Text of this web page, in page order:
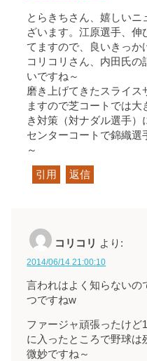
とらきちさん、嬉しい
ざいます。江原選手、伸
てますので、良いきっか
コリコリさん、内田氏の
いですね～
磨き上げてきたスライス
ますので芝コートでは大
き対策（対ナダル選手）
センターコートで錦織選
～
引用 返信
コリコリ より:
2014/06/14 21:00:10
言われはよく知らないの
つですねw
ファージャ頑張ったけど
に入ったところで野球は
微妙ですね～